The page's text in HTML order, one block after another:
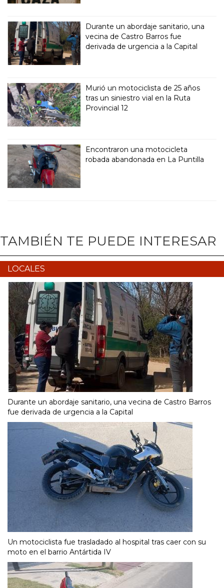
Durante un abordaje sanitario, una
vecina de Castro Barros fue
derivada de urgencia a la Capital
Murió un motociclista de 25 años
tras un siniestro vial en la Ruta
Provincial 12
Encontraron una motocicleta
robada abandonada en La Puntilla
TAMBIÉN TE PUEDE INTERESAR
LOCALES
Durante un abordaje sanitario, una vecina de Castro Barros
fue derivada de urgencia a la Capital
Un motociclista fue trasladado al hospital tras caer con su
moto en el barrio Antártida IV